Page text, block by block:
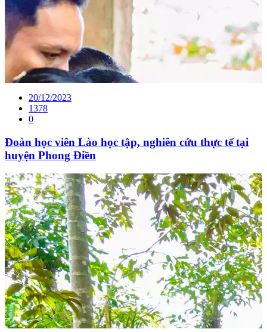
20/12/2023
1378
0
Đoàn học viên Lào học tập, nghiên cứu thực tế tại
huyện Phong Điền